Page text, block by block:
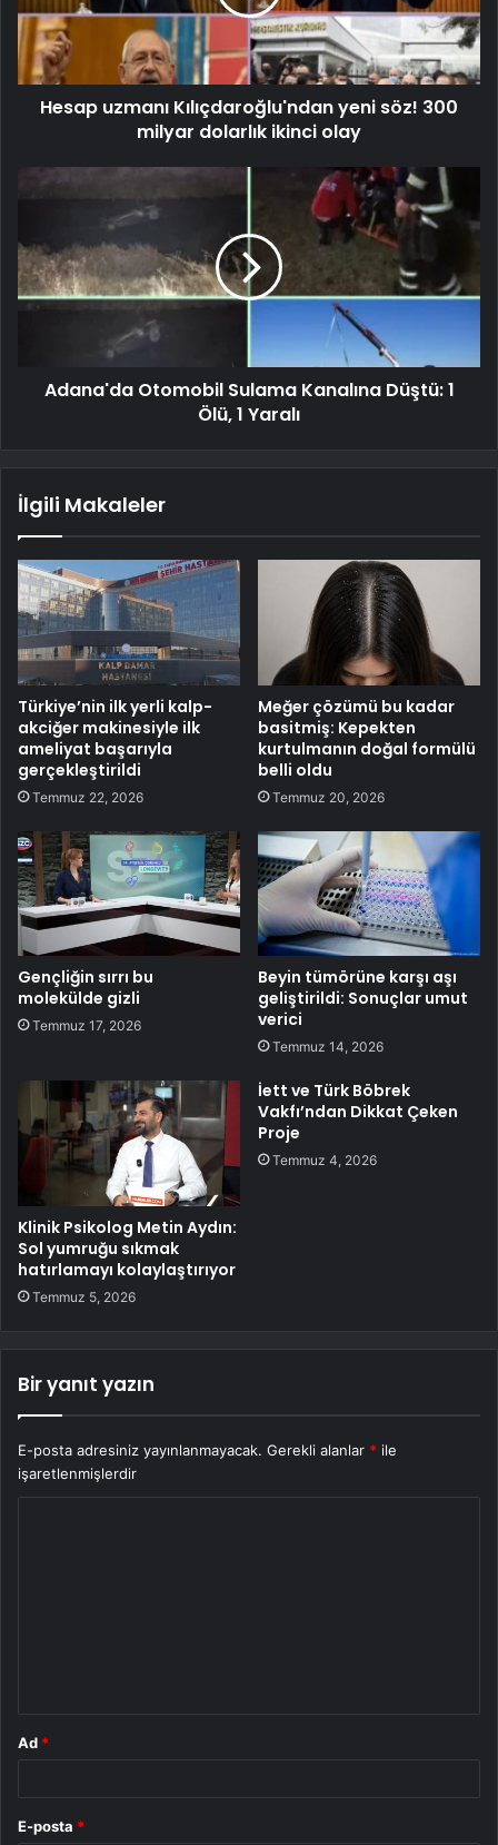
Hesap uzmanı Kılıçdaroğlu'ndan yeni söz! 300
milyar dolarlık ikinci olay
Adana'da Otomobil Sulama Kanalına Düştü: 1
Ölü, 1 Yaralı
İlgili Makaleler
Türkiye’nin ilk yerli kalp-
akciğer makinesiyle ilk
ameliyat başarıyla
gerçekleştirildi
Temmuz 22, 2026
Meğer çözümü bu kadar
basitmiş: Kepekten
kurtulmanın doğal formülü
belli oldu
Temmuz 20, 2026
Gençliğin sırrı bu
molekülde gizli
Temmuz 17, 2026
Beyin tümörüne karşı aşı
geliştirildi: Sonuçlar umut
verici
Temmuz 14, 2026
Klinik Psikolog Metin Aydın:
Sol yumruğu sıkmak
hatırlamayı kolaylaştırıyor
Temmuz 5, 2026
İett ve Türk Böbrek
Vakfı’ndan Dikkat Çeken
Proje
Temmuz 4, 2026
Bir yanıt yazın
E-posta adresiniz yayınlanmayacak. Gerekli alanlar * ile
işaretlenmişlerdir
Ad *
E-posta *